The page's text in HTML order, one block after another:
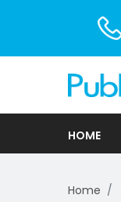
HOME
Home